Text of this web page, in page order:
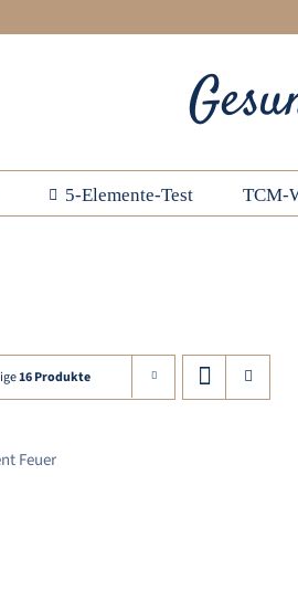
5-Elemente-Test TCM-
16 Produkte